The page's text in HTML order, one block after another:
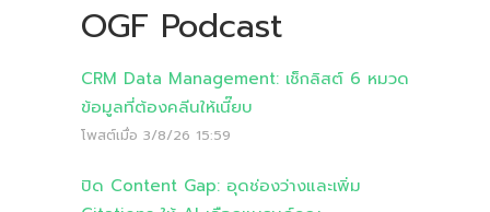
OGF Podcast
CRM Data Management: เช็กลิสต์ 6 หมวด
ข้อมูลที่ต้องคลีนให้เนี๊ยบ
โพสต์เมื่อ 3/8/26 15:59
ปิด Content Gap: อุดช่องว่างและเพิ่ม